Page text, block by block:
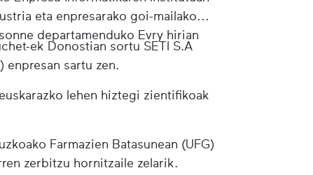
eta enpresarako goi-mailako
departamenduko Evry hirian
ek Donostian sortu SETI S.A
sartu zen.
lehen hiztegi zientifikoak
Farmazien Batasunean (UFG)
zerbitzu hornitzaile zelarik.